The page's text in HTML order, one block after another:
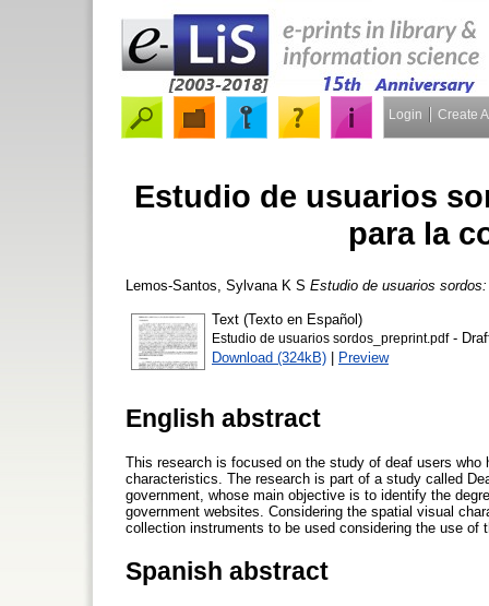
Login Create
Estudio de usuarios
para la
Lemos-Santos, Sylvana K S Estudio de usuarios
Text (Texto en Español)
Estudio de usuarios sordos_preprint.pdf-
Download (324kB) | Preview
English abstract
This research is focused on the study of deaf users
characteristics. The research is part of a study called
government, whose main objective is to identify the
government websites. Considering the spatial visual
collection instruments to be used considering the use
Spanish abstract